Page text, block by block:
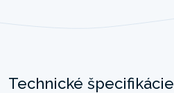
Technické špecifikácie